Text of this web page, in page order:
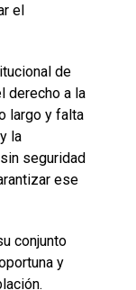
el
de
derecho a la
largo y falta
la
seguridad
ese
conjunto
y